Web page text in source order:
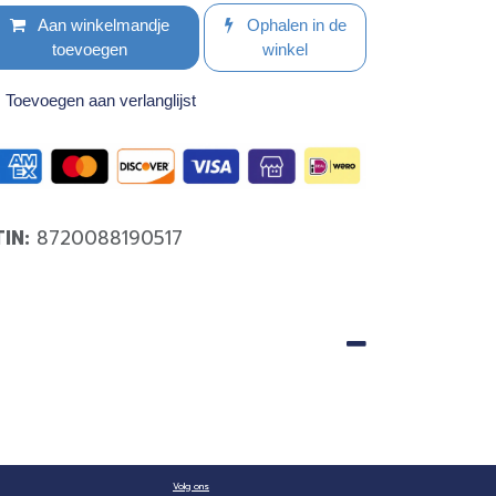
Aan winkelmandje
toevoegen
Ophalen in de
winkel
Toevoegen aan verlanglijst
8720088190517
Volg ons